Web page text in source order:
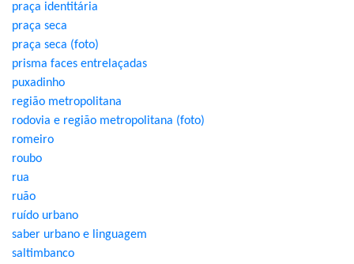
praça identitária
praça seca
praça seca (foto)
prisma faces entrelaçadas
puxadinho
região metropolitana
rodovia e região metropolitana (foto)
romeiro
roubo
rua
ruão
ruído urbano
saber urbano e linguagem
saltimbanco